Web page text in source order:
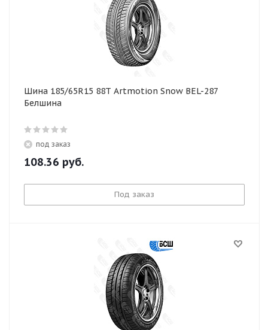
Шина 185/65R15 88T Artmotion Snow BEL-287
Белшина
под заказ
108.36 руб.
Под заказ